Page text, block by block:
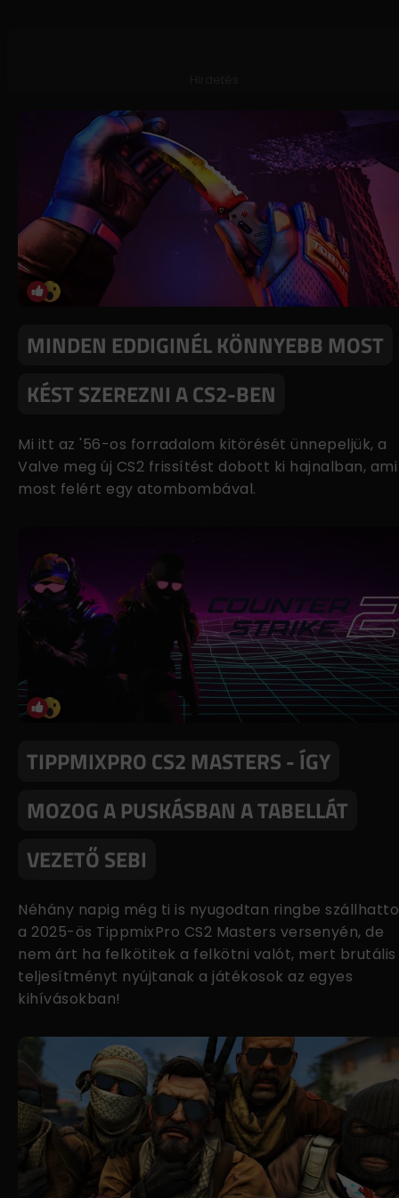
MINDEN EDDIGINÉL KÖNNYEBB MOST
KÉST SZEREZNI A CS2-BEN
Mi itt az '56-os forradalom kitörését ünnepeljük, a
Valve meg új CS2 frissítést dobott ki hajnalban, ami
most felért egy atombombával.
TIPPMIXPRO CS2 MASTERS - ÍGY
MOZOG A PUSKÁSBAN A TABELLÁT
VEZETŐ SEBI
Néhány napig még ti is nyugodtan ringbe
a 2025-ös TippmixPro CS2 Masters versenyén, de
nem árt ha felkötitek a felkötni valót, mert brutális
teljesítményt nyújtanak a játékosok az egyes
kihívásokban!